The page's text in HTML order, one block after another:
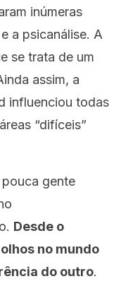
inúmeras
e a psicanálise. A
se trata de um
assim, a
influenciou todas
“difíceis”
gente
Desde o
no mundo
do outro.